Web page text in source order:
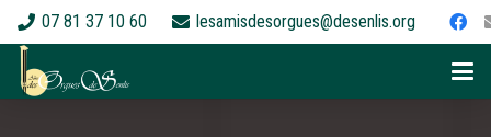
07 81 37 10 60 lesamisdesorgues@desenlis.org